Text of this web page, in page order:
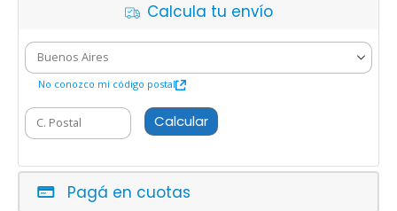
Calcula tu envío
No conozco mi código postal
Calcular
Pagá en cuotas